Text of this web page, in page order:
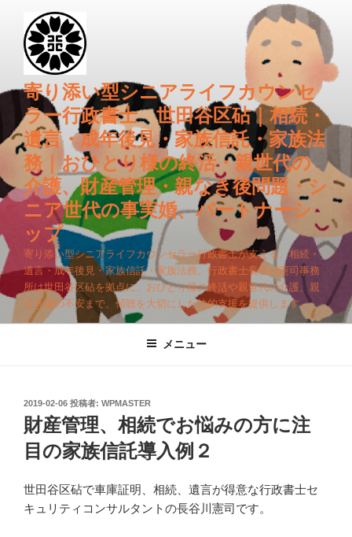
キ
プ
寄り添い型シニアライフカウンセ
ラー行政書士 世田谷区砧｜相続・
遺言・成年後見・家族信託・家族法
務｜おひとり様の終活・親世代の
介護、財産管理・親なき後問題・シ
ニア世代の事実婚、パートナーシ
ップ
寄り添い型シニアライフカウンセラー行政書士が支える、相続・
遺言・成年後見・家族信託・家族法務。行政書士長谷川憲司事務
所は世田谷区砧を拠点に、おひとり様の終活や親世代の介護、親
なき後の不安まで、傾聴を大切にした法的支援を提供します。
メニュー
投
稿
日:
2019-02-06 投稿者: WPMASTER
財産管理、相続でお悩みの方に注
目の家族信託導入例２
世田谷区砧で車庫証明、相続、遺言が得意な行政書士セ
キュリティコンサルタントの長谷川憲司です。